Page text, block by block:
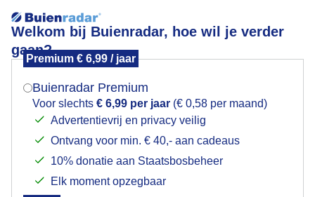
Welkom bij Buienradar, hoe wil je verder
gaan?
Premium € 6,99 / jaar
Buienradar Premium
Voor slechts € 6,99 per jaar (€ 0,58 per maand)
Advertentievrij en privacy veilig
Ontvang voor min. € 40,- aan cadeaus
10% donatie aan Staatsbosbeheer
Elk moment opzegbaar
zon/ wind/ wolken
Mogen we je locatie gebruiken voor het
Indien je hier nog geen akkoord op hebt gegeven,
verschijnt er zo een pop-up uit je browser waarin